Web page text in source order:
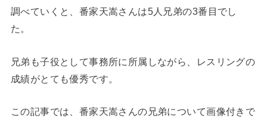
調べていくと、番家天嵩さんは5人兄弟の3番目でし
た。
兄弟も子役として事務所に所属しながら、レスリングの
成績がとても優秀です。
この記事では、番家天嵩さんの兄弟について画像付きで